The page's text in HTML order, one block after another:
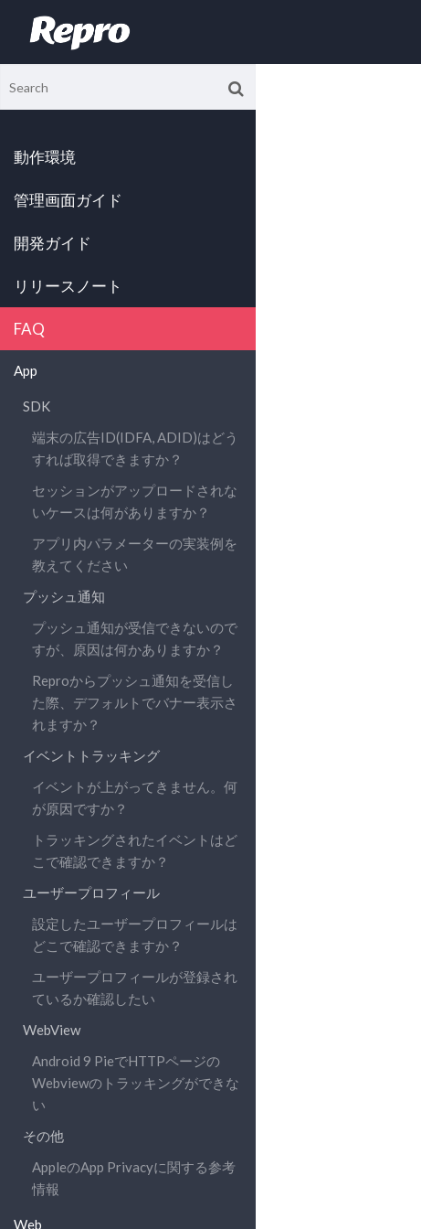
動作環境
管理画面ガイド
開発ガイド
リリースノート
FAQ
App
SDK
端末の広告ID(IDFA, ADID)はどう
すれば取得できますか？
セッションがアップロードされな
いケースは何がありますか？
アプリ内パラメーターの実装例を
教えてください
プッシュ通知
プッシュ通知が受信できないので
すが、原因は何かありますか？
Reproからプッシュ通知を受信し
た際、デフォルトでバナー表示さ
れますか？
イベントトラッキング
イベントが上がってきません。何
が原因ですか？
トラッキングされたイベントはど
こで確認できますか？
ユーザープロフィール
設定したユーザープロフィールは
どこで確認できますか？
ユーザープロフィールが登録され
ているか確認したい
WebView
Android 9 PieでHTTPページの
Webviewのトラッキングができな
い
その他
AppleのApp Privacyに関する参考
情報
Web